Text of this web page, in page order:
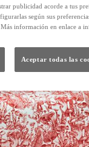
publicidad acorde a tus
según sus
información en enlace a
Aceptar todas las